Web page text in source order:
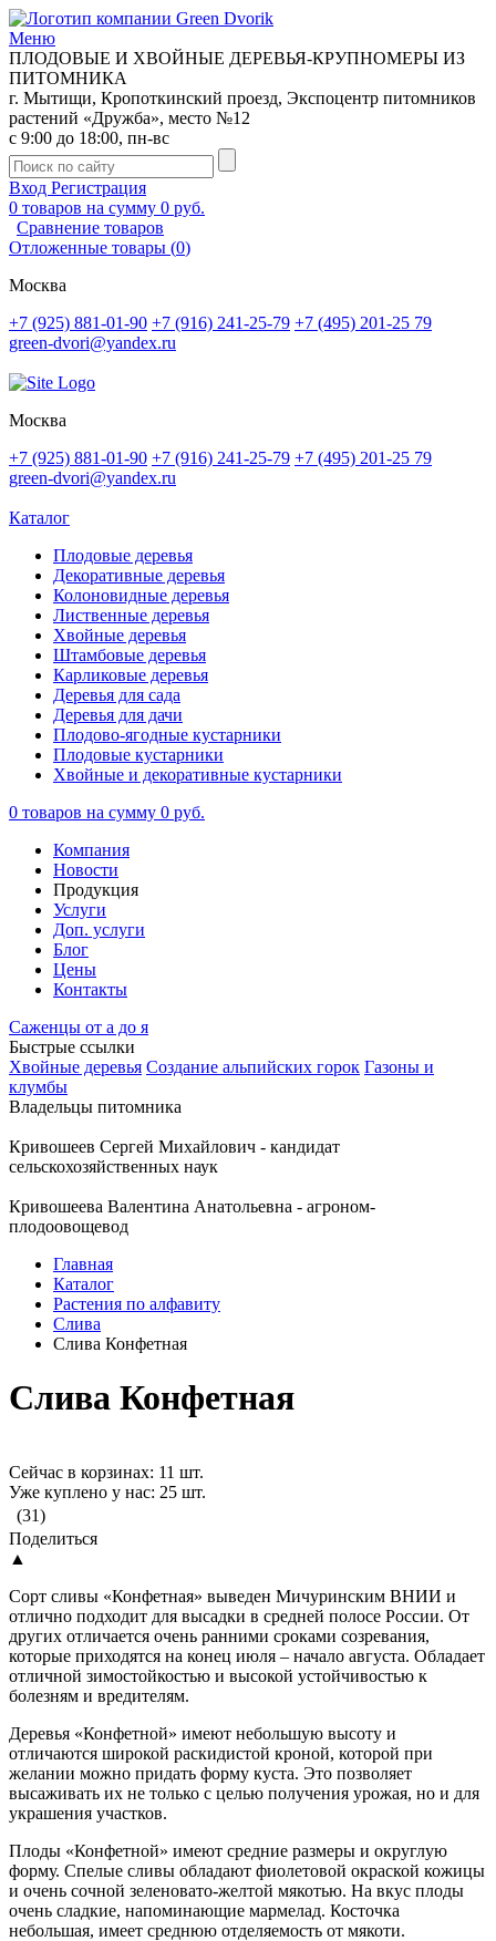
Меню
ПЛОДОВЫЕ И ХВОЙНЫЕ ДЕРЕВЬЯ-КРУПНОМЕРЫ ИЗ
ПИТОМНИКА
г. Мытищи, Кропоткинский проезд, Экспоцентр питомников
растений «Дружба», место №12
с 9:00 до 18:00, пн-вс
Вход Регистрация
0 товаров на сумму 0 руб.
Сравнение товаров
Отложенные товары (0)
Москва
+7 (925) 881-01-90 +7 (916) 241-25-79 +7 (495) 201-25 79
green-dvori@yandex.ru
Москва
+7 (925) 881-01-90 +7 (916) 241-25-79 +7 (495) 201-25 79
green-dvori@yandex.ru
Каталог
Плодовые деревья
Декоративные деревья
Колоновидные деревья
Лиственные деревья
Хвойные деревья
Штамбовые деревья
Карликовые деревья
Деревья для сада
Деревья для дачи
Плодово-ягодные кустарники
Плодовые кустарники
Хвойные и декоративные кустарники
0 товаров на сумму 0 руб.
Компания
Новости
Продукция
Услуги
Доп. услуги
Блог
Цены
Контакты
Саженцы от а до я
Быстрые ссылки
Хвойные деревья Создание альпийских горок Газоны и
клумбы
Владельцы питомника
Кривошеев Сергей Михайлович - кандидат
сельскохозяйственных наук
Кривошеева Валентина Анатольевна - агроном-
плодоовощевод
Главная
Каталог
Растения по алфавиту
Слива
Слива Конфетная
Слива Конфетная
Сейчас в корзинах: 11 шт.
Уже куплено у нас: 25 шт.
(31)
Поделиться
▲
Сорт сливы «Конфетная» выведен Мичуринским ВНИИ и
отлично подходит для высадки в средней полосе России. От
других отличается очень ранними сроками созревания,
которые приходятся на конец июля – начало августа. Обладает
отличной зимостойкостью и высокой устойчивостью к
болезням и вредителям.
Деревья «Конфетной» имеют небольшую высоту и
отличаются широкой раскидистой кроной, которой при
желании можно придать форму куста. Это позволяет
высаживать их не только с целью получения урожая, но и для
украшения участков.
Плоды «Конфетной» имеют средние размеры и округлую
форму. Спелые сливы обладают фиолетовой окраской кожицы
и очень сочной зеленовато-желтой мякотью. На вкус плоды
очень сладкие, напоминающие мармелад. Косточка
небольшая, имеет среднюю отделяемость от мякоти.